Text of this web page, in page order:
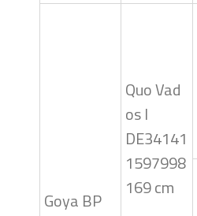
Goya BP
Quo Vad
os I
DE34141
1597998
169 cm